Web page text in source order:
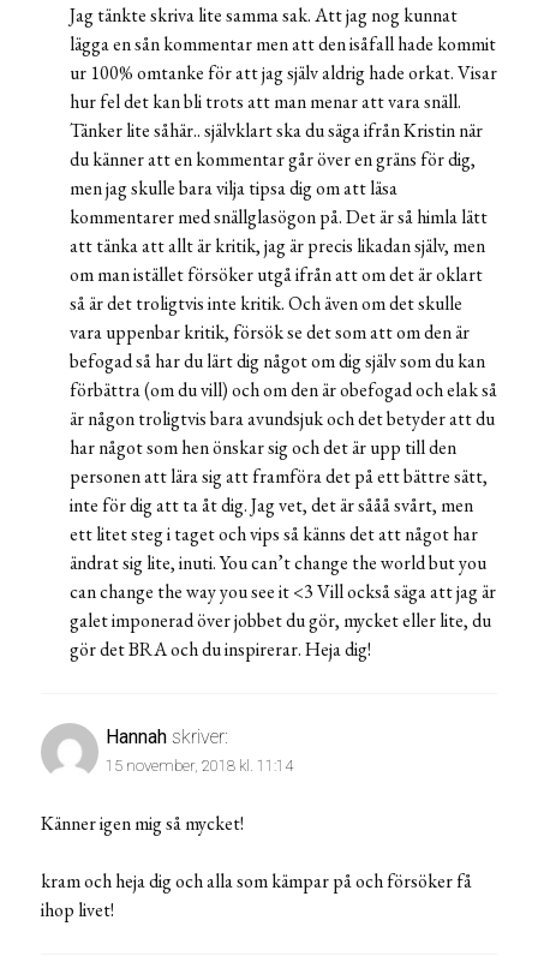
Jag tänkte skriva lite samma sak. Att jag nog kunnat
lägga en sån kommentar men att den isåfall hade kommit
ur 100% omtanke för att jag själv aldrig hade orkat. Visar
hur fel det kan bli trots att man menar att vara snäll.
Tänker lite såhär.. självklart ska du säga ifrån Kristin när
du känner att en kommentar går över en gräns för dig,
men jag skulle bara vilja tipsa dig om att läsa
kommentarer med snällglasögon på. Det är så himla lätt
att tänka att allt är kritik, jag är precis likadan själv, men
om man istället försöker utgå ifrån att om det är oklart
så är det troligtvis inte kritik. Och även om det skulle
vara uppenbar kritik, försök se det som att om den är
befogad så har du lärt dig något om dig själv som du kan
förbättra (om du vill) och om den är obefogad och elak så
är någon troligtvis bara avundsjuk och det betyder att du
har något som hen önskar sig och det är upp till den
personen att lära sig att framföra det på ett bättre sätt,
inte för dig att ta åt dig. Jag vet, det är sååå svårt, men
ett litet steg i taget och vips så känns det att något har
ändrat sig lite, inuti. You can’t change the world but you
can change the way you see it <3 Vill också säga att jag är
galet imponerad över jobbet du gör, mycket eller lite, du
gör det BRA och du inspirerar. Heja dig!
Hannah skriver:
15 november, 2018 kl. 11:14
Känner igen mig så mycket!
kram och heja dig och alla som kämpar på och försöker få
ihop livet!